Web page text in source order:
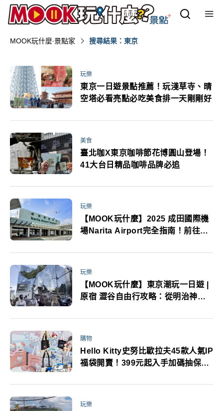
MOOK玩什麼‧景點家 搜尋結果：東京
玩樂
東京一日遊景點推薦！玩淺草寺、晴
空塔必看亮點必吃美食排一天剛剛好
美食
臺北咖X東京咖啡節花博圓山登場！
41大台日精品咖啡品牌必追
玩樂
【MOOK玩什麼】2025 成田國際機
場Narita Airport完全指南！前往東
食／伴手禮／服務設施一次看
玩樂
【MOOK玩什麼】東京潮玩一日遊 |
原宿 澀谷自由行攻略：從明治神宮
購物
Hello Kitty史努比歐拉夫45款人氣IP
福袋開賣！399元起入手加碼抽保時
玩樂